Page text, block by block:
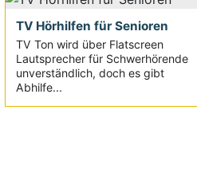
TV Hörhilfen für Senioren
TV Ton wird über Flatscreen
Lautsprecher für Schwerhörende
unverständlich, doch es gibt
Abhilfe...